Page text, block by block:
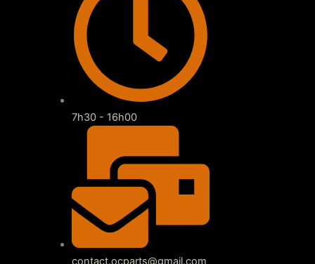
7h30 - 16h00
contact.ocparts@gmail.com